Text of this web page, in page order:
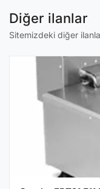
Diğer ilanlar
Sitemizdeki diğer